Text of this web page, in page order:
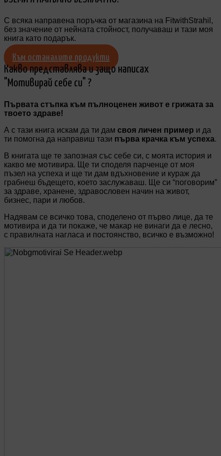
С всяка направена поръчка от магазина на FitwithStrahil,
без значение от нейната стойност, получаваш и тази моя
книга като подарък.
Към останалите продукти
Какво представлява и защо написах
"Мотивирай себе си" ?
Първата стъпка към пълноценен живот е грижата за
твоето здраве!
А с тази книга искам да ти дам своя личен пример и да
ти помогна да направиш тази първа крачка към успеха.
В книгата ще те запозная със себе си, с моята история и
какво ме мотивира. Ще ти споделя парченце от моя
пъзел на успеха и ще ти дам вдъхновение и кураж да
грабнеш бъдещето, което заслужаваш. Ще си “поговорим”
за здраве, хранене, здравословен начин на живот,
бизнес, пари и любов.
Надявам се всичко това, споделено от първо лице, да те
мотивира и да ти покаже, че макар не винаги да е лесно,
с правилната нагласа и постоянство, всичко е възможно!